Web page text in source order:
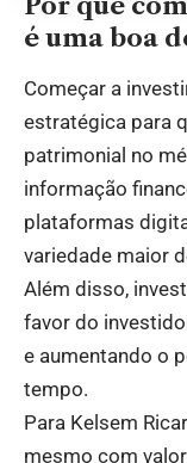
é uma boa
Começar a
estratégica para
patrimonial no
informação
plataformas
variedade maior
Além disso,
favor do
e aumentando o
tempo.
Para Kelsem
mesmo com